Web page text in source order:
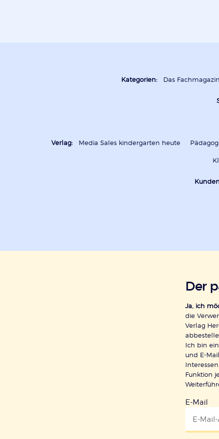
Kategorien: Das
Verlag: Media Sales kindergarten heute
Der
Ja, ich
die
Verlag
Ich bin
und E-
Funktion
E-Mail